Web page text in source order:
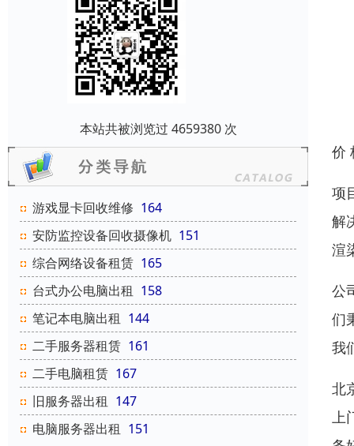
本站共被浏览过 4659380 次
游戏显卡回收维修 164
安防监控设备回收摄像机 151
综合网络设备租赁 165
台式办公电脑出租 158
笔记本电脑出租 144
二手服务器租赁 161
二手电脑租赁 167
旧服务器出租 147
电脑服务器出租 151
价
项
解
渲
公
们
我
北
上